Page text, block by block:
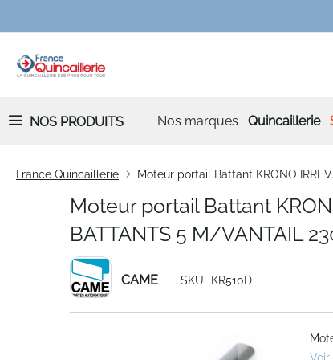
NOS PRODUITS Nos marques Quincaillerie
France Quincaillerie Moteur portail Battant KRONO
Moteur portail Battant
BATTANTS 5 M/VANTAIL
CAME SKU KR510D